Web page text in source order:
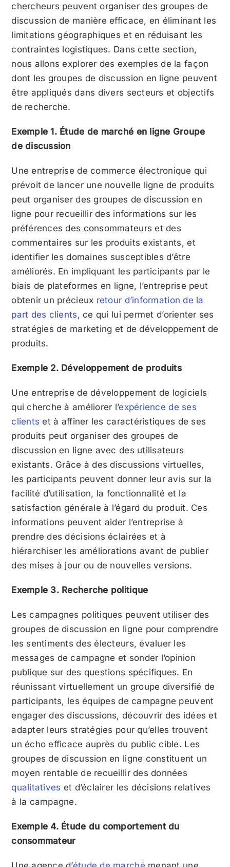
chercheurs peuvent organiser des groupes de
discussion de manière efficace, en éliminant les
limitations géographiques et en réduisant les
contraintes logistiques. Dans cette section,
nous allons explorer des exemples de la façon
dont les groupes de discussion en ligne peuvent
être appliqués dans divers secteurs et objectifs
de recherche.
Exemple 1. Étude de marché en ligne Groupe
de discussion
Une entreprise de commerce électronique qui
prévoit de lancer une nouvelle ligne de produits
peut organiser des groupes de discussion en
ligne pour recueillir des informations sur les
préférences des consommateurs et des
commentaires sur les produits existants, et
identifier les domaines susceptibles d’être
améliorés. En impliquant les participants par le
biais de plateformes en ligne, l’entreprise peut
obtenir un précieux retour d’information de la
part des clients , ce qui lui permet d’orienter ses
stratégies de marketing et de développement de
produits.
Exemple 2. Développement de produits
Une entreprise de développement de logiciels
qui cherche à améliorer l’expérience de ses
clients et à affiner les caractéristiques de ses
produits peut organiser des groupes de
discussion en ligne avec des utilisateurs
existants. Grâce à des discussions virtuelles,
les participants peuvent donner leur avis sur la
facilité d’utilisation, la fonctionnalité et la
satisfaction générale à l’égard du produit. Ces
informations peuvent aider l’entreprise à
prendre des décisions éclairées et à
hiérarchiser les améliorations avant de publier
des mises à jour ou de nouvelles versions.
Exemple 3. Recherche politique
Les campagnes politiques peuvent utiliser des
groupes de discussion en ligne pour comprendre
les sentiments des électeurs, évaluer les
messages de campagne et sonder l’opinion
publique sur des questions spécifiques. En
réunissant virtuellement un groupe diversifié de
participants, les équipes de campagne peuvent
engager des discussions, découvrir des idées et
adapter leurs stratégies pour qu’elles trouvent
un écho efficace auprès du public cible. Les
groupes de discussion en ligne constituent un
moyen rentable de recueillir des données
qualitatives et d’éclairer les décisions relatives
à la campagne.
Exemple 4. Étude du comportement du
consommateur